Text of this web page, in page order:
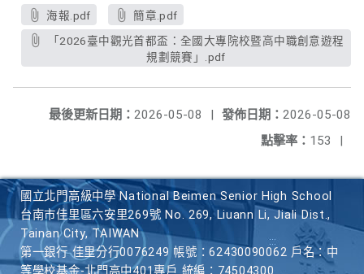
海報.pdf
簡章.pdf
規劃競賽」.pdf
發佈日期： 2026-05-08
最後更新日期： 2026-05-08
|
點擊率： 153 |
國立北門高級中學 National Beimen Senior High School
台南市佳里區六安里269號 No. 269, Liuann Li, Jiali Dist.,
Tainan City, TAIWAN
第一銀行 佳里分行0076249 帳號：62430090062 戶名：中
等學校基金-北門高中401專戶 統編：74504300